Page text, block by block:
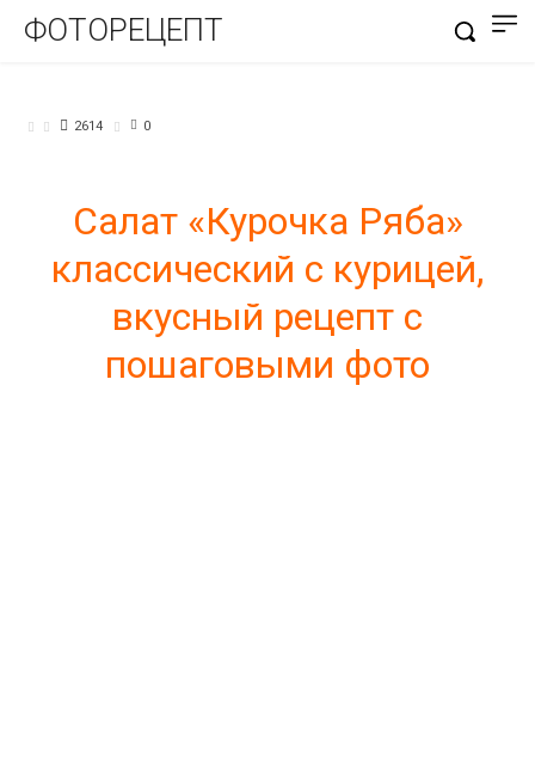
ФОТОРЕЦЕПТ
2614 0
Салат «Курочка Ряба»
классический с курицей,
вкусный рецепт с
пошаговыми фото